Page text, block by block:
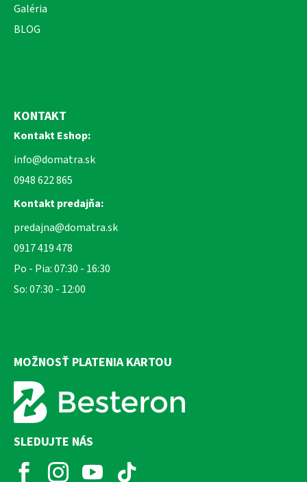
Galéria
BLOG
KONTAKT
Kontakt Eshop:
info@domatra.sk
0948 622 865
Kontakt predajňa:
predajna@domatra.sk
0917 419 478
Po - Pia: 07:30 - 16:30
So: 07:30 - 12:00
MOŽNOSŤ PLATENIA KARTOU
SLEDUJTE NÁS